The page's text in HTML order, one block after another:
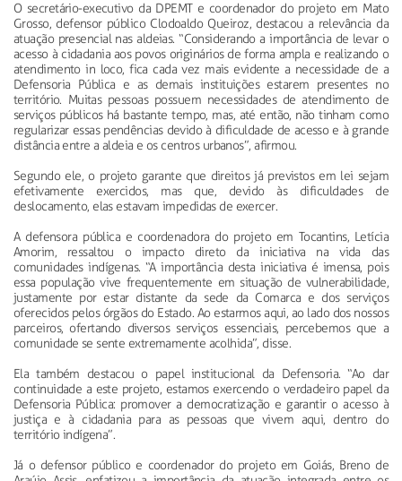
O secretário-executivo da DPEMT e coordenador do projeto em Mato
Grosso, defensor público Clodoaldo Queiroz, destacou a relevância da
atuação presencial nas aldeias. “Considerando a importância de levar o
acesso à cidadania aos povos originários de forma ampla e realizando o
atendimento in loco, fica cada vez mais evidente a necessidade de a
Defensoria Pública e as demais instituições estarem presentes no
território. Muitas pessoas possuem necessidades de atendimento de
serviços públicos há bastante tempo, mas, até então, não tinham como
regularizar essas pendências devido à dificuldade de acesso e à grande
distância entre a aldeia e os centros urbanos”, afirmou.
Segundo ele, o projeto garante que direitos já previstos em lei sejam
efetivamente exercidos, mas que, devido às dificuldades de
deslocamento, elas estavam impedidas de exercer.
A defensora pública e coordenadora do projeto em Tocantins, Letícia
Amorim, ressaltou o impacto direto da iniciativa na vida das
comunidades indígenas. “A importância desta iniciativa é imensa, pois
essa população vive frequentemente em situação de vulnerabilidade,
justamente por estar distante da sede da Comarca e dos serviços
oferecidos pelos órgãos do Estado. Ao estarmos aqui, ao lado dos nossos
parceiros, ofertando diversos serviços essenciais, percebemos que a
comunidade se sente extremamente acolhida”, disse.
Ela também destacou o papel institucional da Defensoria. “Ao dar
continuidade a este projeto, estamos exercendo o verdadeiro papel da
Defensoria Pública: promover a democratização e garantir o acesso à
justiça e à cidadania para as pessoas que vivem aqui, dentro do
território indígena”.
Já o defensor público e coordenador do projeto em Goiás, Breno de